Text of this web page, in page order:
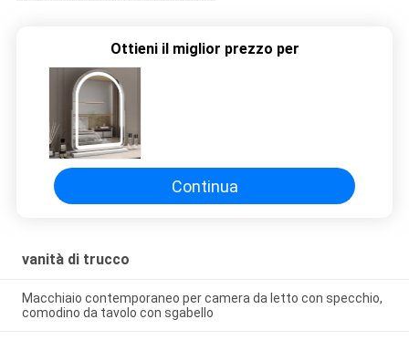
Ottieni il miglior prezzo per
Continua
vanità di trucco
Macchiaio contemporaneo per camera da letto con specchio,
comodino da tavolo con sgabello